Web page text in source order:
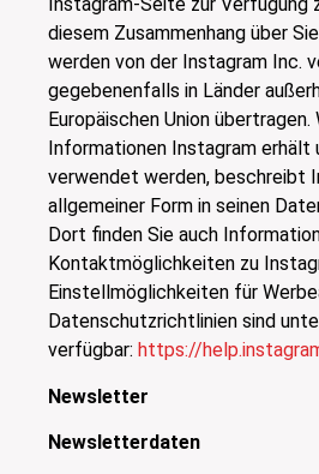
Instagram-Seite zur Verfügung
diesem Zusammenhang über
werden von der Instagram Inc.
gegebenenfalls in Länder
Europäischen Union übertragen.
Informationen Instagram erhält
verwendet werden, beschreibt
allgemeiner Form in seinen
Dort finden Sie auch
Kontaktmöglichkeiten zu
Einstellmöglichkeiten für
Datenschutzrichtlinien sind
verfügbar: https://
Newsletter
Newsletterdaten